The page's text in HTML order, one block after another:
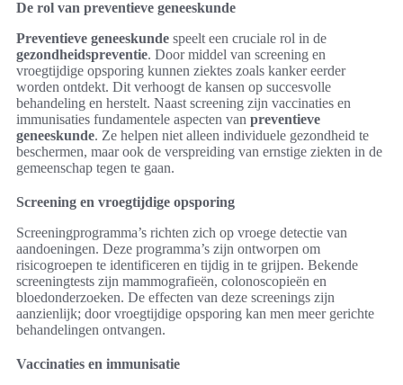
De rol van preventieve geneeskunde
Preventieve geneeskunde speelt een cruciale rol in de
gezondheidspreventie. Door middel van screening en
vroegtijdige opsporing kunnen ziektes zoals kanker eerder
worden ontdekt. Dit verhoogt de kansen op succesvolle
behandeling en herstelt. Naast screening zijn vaccinaties en
immunisaties fundamentele aspecten van preventieve
geneeskunde. Ze helpen niet alleen individuele gezondheid te
beschermen, maar ook de verspreiding van ernstige ziekten in de
gemeenschap tegen te gaan.
Screening en vroegtijdige opsporing
Screeningprogramma’s richten zich op vroege detectie van
aandoeningen. Deze programma’s zijn ontworpen om
risicogroepen te identificeren en tijdig in te grijpen. Bekende
screeningtests zijn mammografieën, colonoscopieën en
bloedonderzoeken. De effecten van deze screenings zijn
aanzienlijk; door vroegtijdige opsporing kan men meer gerichte
behandelingen ontvangen.
Vaccinaties en immunisatie